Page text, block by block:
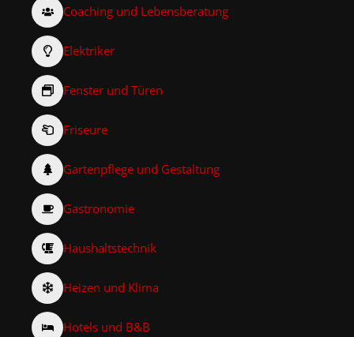
Coaching und Lebensberatung
Elektriker
Fenster und Türen
Friseure
Gartenpflege und Gestaltung
Gastronomie
Haushaltstechnik
Heizen und Klima
Hotels und B&B